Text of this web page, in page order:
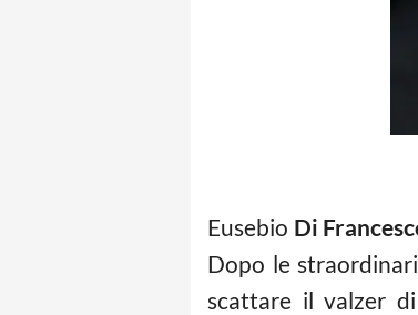
Eusebio Di
Dopo le
scattare il valzer